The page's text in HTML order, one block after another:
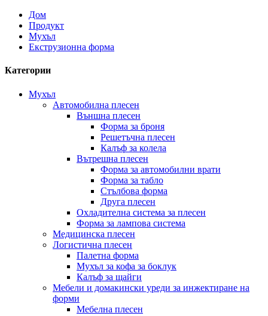
Дом
Продукт
Мухъл
Екструзионна форма
Категории
Мухъл
Автомобилна плесен
Външна плесен
Форма за броня
Решетъчна плесен
Калъф за колела
Вътрешна плесен
Форма за автомобилни врати
Форма за табло
Стълбова форма
Друга плесен
Охладителна система за плесен
Форма за лампова система
Медицинска плесен
Логистична плесен
Палетна форма
Мухъл за кофа за боклук
Калъф за щайги
Мебели и домакински уреди за инжектиране на
форми
Мебелна плесен